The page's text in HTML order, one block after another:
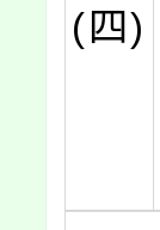
(四)